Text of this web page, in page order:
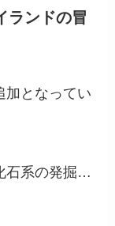
ランドの冒
加となってい
石系の発掘…